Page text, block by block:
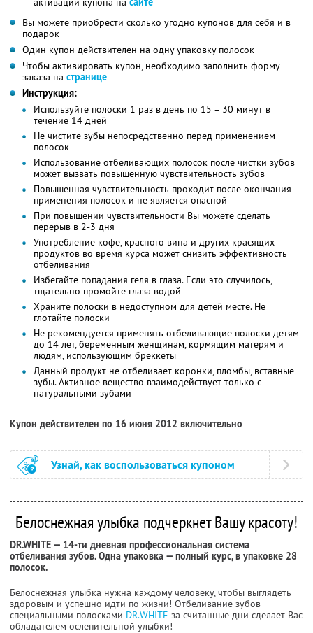
Вы можете приобрести сколько угодно купонов для себя и в
подарок
Один купон действителен на одну упаковку полосок
Чтобы активировать купон, необходимо заполнить форму
заказа на странице
Инструкция:
Используйте полоски 1 раз в день по 15 – 30 минут в
течение 14 дней
Не чистите зубы непосредственно перед применением
полосок
Использование отбеливающих полосок после чистки зубов
может вызвать повышенную чувствительность зубов
Повышенная чувствительность проходит после окончания
применения полосок и не является опасной
При повышении чувствительности Вы можете сделать
перерыв в 2-3 дня
Употребление кофе, красного вина и других красящих
продуктов во время курса может снизить эффективность
отбеливания
Избегайте попадания геля в глаза. Если это случилось,
тщательно промойте глаза водой
Храните полоски в недоступном для детей месте. Не
глотайте полоски
Не рекомендуется применять отбеливающие полоски детям
до 14 лет, беременным женщинам, кормящим матерям и
людям, использующим бреккеты
Данный продукт не отбеливает коронки, пломбы, вставные
зубы. Активное вещество взаимодействует только с
натуральными зубами
Купон действителен по 16 июня 2012 включительно
Узнай, как воспользоваться купоном
Белоснежная улыбка подчеркнет Вашу красоту!
DR.WHITE — 14-ти дневная профессиональная система
отбеливания зубов. Одна упаковка — полный курс, в упаковке 28
полосок.
Белоснежная улыбка нужна каждому человеку, чтобы выглядеть
здоровым и успешно идти по жизни! Отбеливание зубов
специальными полосками DR.WHITE за считанные дни сделает Вас
обладателем ослепительной улыбки!